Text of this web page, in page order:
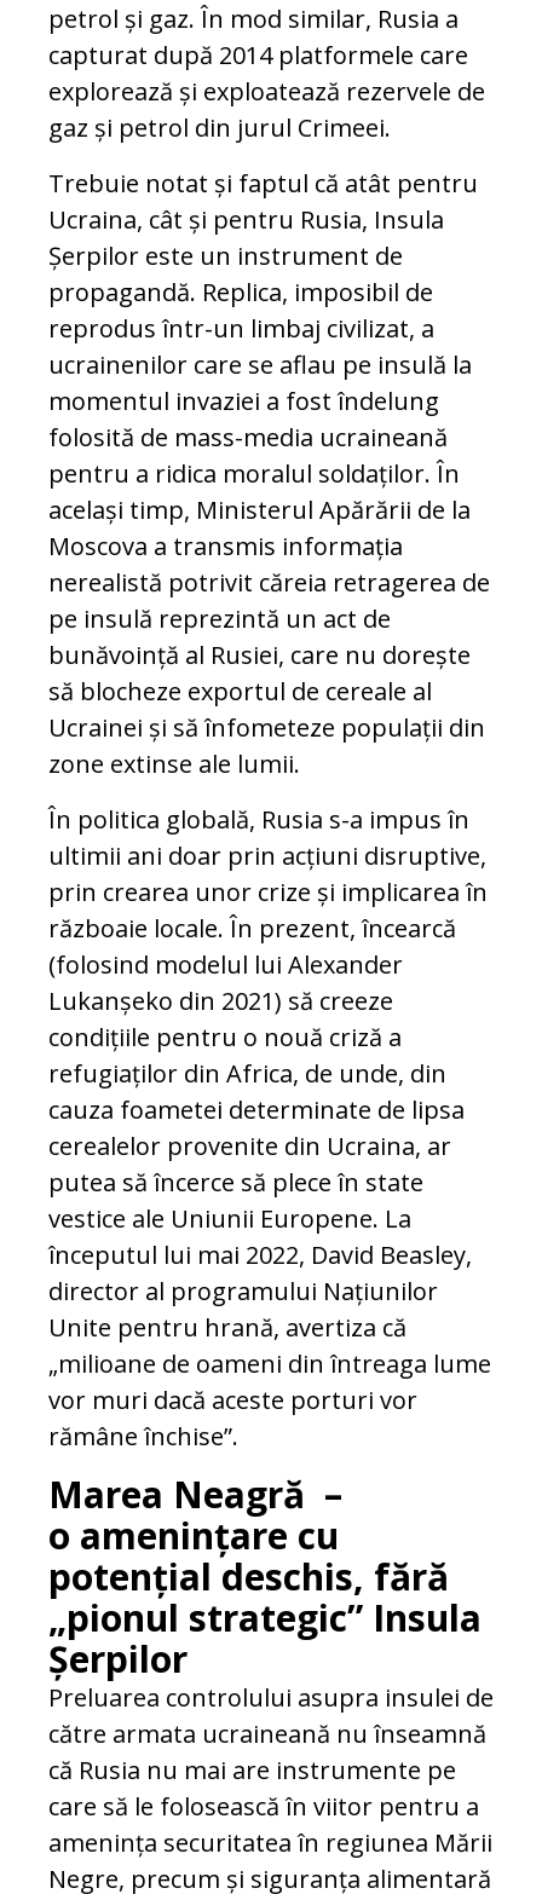
petrol și gaz. În mod similar, Rusia a
capturat după 2014 platformele care
explorează și exploatează rezervele de
gaz și petrol din jurul Crimeei.
Trebuie notat și faptul că atât pentru
Ucraina, cât și pentru Rusia, Insula
Șerpilor este un instrument de
propagandă. Replica, imposibil de
reprodus într-un limbaj civilizat, a
ucrainenilor care se aflau pe insulă la
momentul invaziei a fost îndelung
folosită de mass-media ucraineană
pentru a ridica moralul soldaților. În
același timp, Ministerul Apărării de la
Moscova a transmis informația
nerealistă potrivit căreia retragerea de
pe insulă reprezintă un act de
bunăvoință al Rusiei, care nu dorește
să blocheze exportul de cereale al
Ucrainei și să înfometeze populații din
zone extinse ale lumii.
În politica globală, Rusia s-a impus în
ultimii ani doar prin acțiuni disruptive,
prin crearea unor crize și implicarea în
războaie locale. În prezent, încearcă
(folosind modelul lui Alexander
Lukanșeko din 2021) să creeze
condițiile pentru o nouă criză a
refugiaților din Africa, de unde, din
cauza foametei determinate de lipsa
cerealelor provenite din Ucraina, ar
putea să încerce să plece în state
vestice ale Uniunii Europene. La
începutul lui mai 2022, David Beasley,
director al programului Națiunilor
Unite pentru hrană, avertiza că
„milioane de oameni din întreaga lume
vor muri dacă aceste porturi vor
rămâne închise”.
Marea Neagră –
o amenințare cu
potențial deschis, fără
„pionul strategic” Insula
Șerpilor
Preluarea controlului asupra insulei de
către armata ucraineană nu înseamnă
că Rusia nu mai are instrumente pe
care să le folosească în viitor pentru a
amenința securitatea în regiunea Mării
Negre, precum și siguranța alimentară